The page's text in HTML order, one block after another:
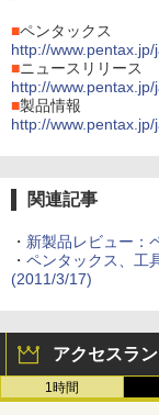
■ペンタックス
http://www.pentax.jp/
■ニュースリリース
http://
■製品情報
http://
関連記事
・ 新製品レビュー：
・ ペンタックス、工
(2011/3/17)
アクセスラ
1時間